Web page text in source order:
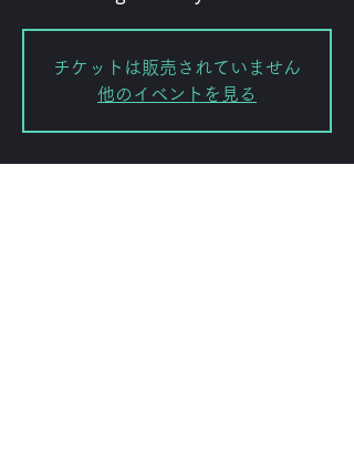
チケットは販売されていません
他のイベントを見る